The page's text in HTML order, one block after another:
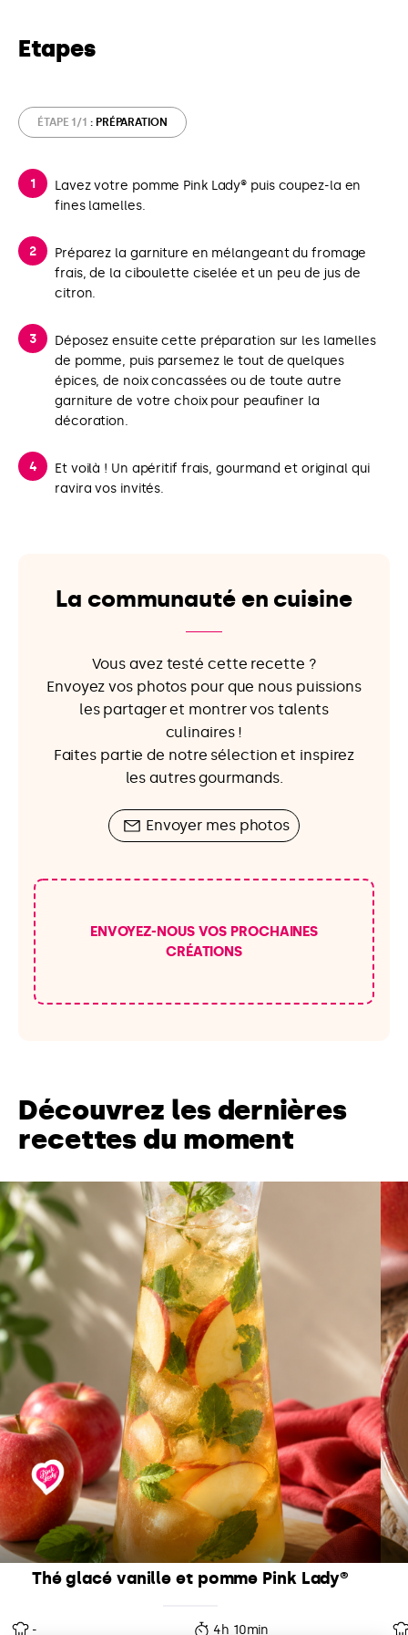
Etapes
ÉTAPE 1/1 : PRÉPARATION
Lavez votre pomme Pink Lady® puis coupez-la en
fines lamelles.
Préparez la garniture en mélangeant du fromage
frais, de la ciboulette ciselée et un peu de jus de
citron.
Déposez ensuite cette préparation sur les lamelles
de pomme, puis parsemez le tout de quelques
épices, de noix concassées ou de toute autre
garniture de votre choix pour peaufiner la
décoration.
Et voilà ! Un apéritif frais, gourmand et original qui
ravira vos invités.
La communauté en cuisine
Vous avez testé cette recette ?
Envoyez vos photos pour que nous puissions
les partager et montrer vos talents
culinaires !
Faites partie de notre sélection et inspirez
les autres gourmands.
Envoyer mes photos
ENVOYEZ-NOUS VOS PROCHAINES
CRÉATIONS
Découvrez les dernières
recettes du moment
Thé glacé vanille et pomme Pink Lady®
- 4h 10min